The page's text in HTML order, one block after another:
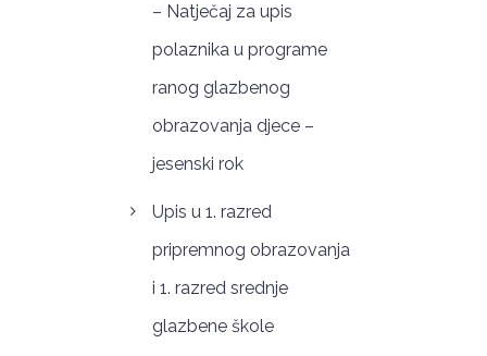
– Natječaj za upis
polaznika u programe
ranog glazbenog
obrazovanja djece –
jesenski rok
Upis u 1. razred
pripremnog obrazovanja
i 1. razred srednje
glazbene škole